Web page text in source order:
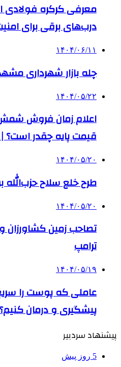
درب‌های برقی برای
۱۴۰۴/۰۶/۱۱
چله بازار شهرداری مشهد در ۱۴۰۴
۱۴۰۴/۰۵/۲۲
اعلام زمان فروش شمش
قیمت پایه چقدر است؟ |
۱۴۰۴/۰۵/۲۰
طرح خلع سلاح حزب‌الله
۱۴۰۴/۰۵/۲۰
تصاحب زمین کشاورزان
ترامپ
۱۴۰۴/۰۵/۱۹
عاملی که پوست را
پیشگیری و درمان
پیشنهاد سردبیر
5 روز پیش